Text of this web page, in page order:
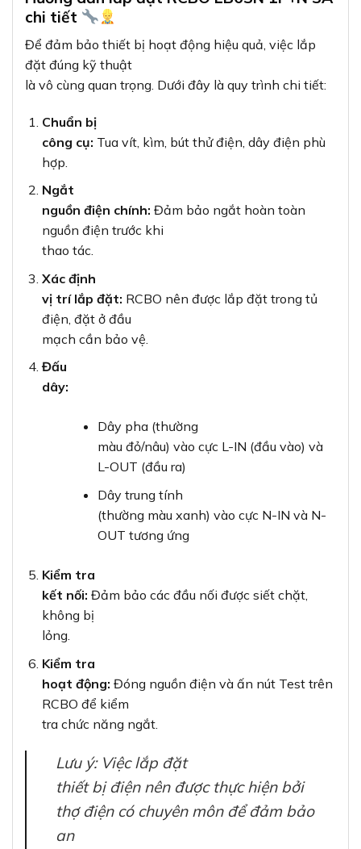
chi tiết
Để đảm bảo thiết bị hoạt động hiệu quả, việc lắp
đặt đúng kỹ thuật
là vô cùng quan trọng. Dưới đây là quy trình chi tiết:
Chuẩn bị
công cụ: Tua vít, kìm, bút thử điện, dây điện phù
hợp.
Ngắt
nguồn điện chính: Đảm bảo ngắt hoàn toàn
nguồn điện trước khi
thao tác.
Xác định
vị trí lắp đặt: RCBO nên được lắp đặt trong tủ
điện, đặt ở đầu
mạch cần bảo vệ.
Đấu
dây:
Dây pha (thường
màu đỏ/nâu) vào cực L-IN (đầu vào) và
L-OUT (đầu ra)
Dây trung tính
(thường màu xanh) vào cực N-IN và N-
OUT tương ứng
Kiểm tra
kết nối: Đảm bảo các đầu nối được siết chặt,
không bị
lỏng.
Kiểm tra
hoạt động: Đóng nguồn điện và ấn nút Test trên
RCBO để kiểm
tra chức năng ngắt.
Lưu ý: Việc lắp đặt
thiết bị điện nên được thực hiện bởi
thợ điện có chuyên môn để đảm bảo
an